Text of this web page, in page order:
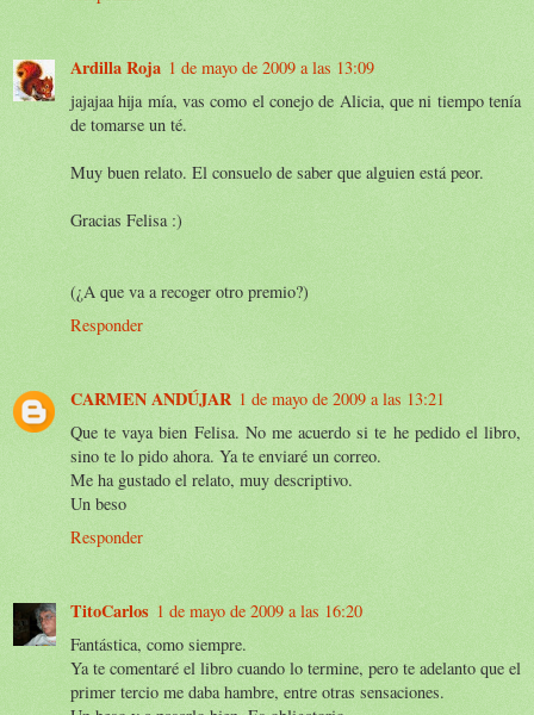
Ardilla Roja 1 de mayo de 2009 a las 13:09
jajajaa hija mía, vas como el conejo de Alicia, que ni tiempo tenía
de tomarse un té.
Muy buen relato. El consuelo de saber que alguien está peor.
Gracias Felisa :)
(¿A que va a recoger otro premio?)
Responder
CARMEN ANDÚJAR 1 de mayo de 2009 a las 13:21
Que te vaya bien Felisa. No me acuerdo si te he pedido el libro,
sino te lo pido ahora. Ya te enviaré un correo.
Me ha gustado el relato, muy descriptivo.
Un beso
Responder
TitoCarlos 1 de mayo de 2009 a las 16:20
Fantástica, como siempre.
Ya te comentaré el libro cuando lo termine, pero te adelanto que el
primer tercio me daba hambre, entre otras sensaciones.